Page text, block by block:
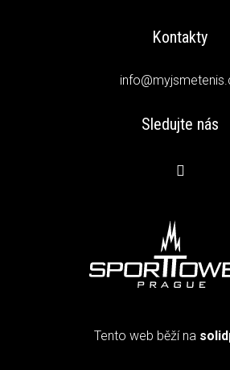
Kontakty
Sledujte nás
Tento web běží na